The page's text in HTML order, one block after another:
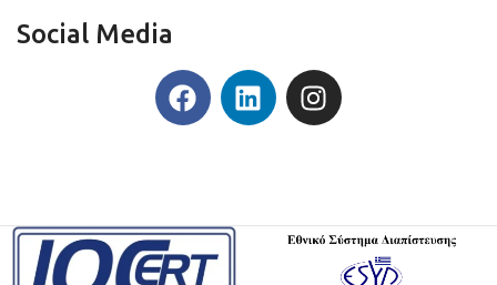
Social Media